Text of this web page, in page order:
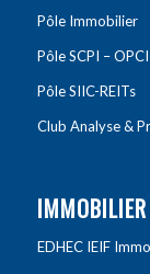
Pôle Immobilier
Pôle SCPI – OPCI
Pôle SIIC-REITs
Club Analyse &
EDHEC IEIF